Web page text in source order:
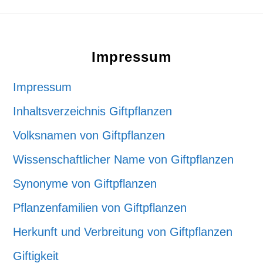
Impressum
Impressum
Inhaltsverzeichnis Giftpflanzen
Volksnamen von Giftpflanzen
Wissenschaftlicher Name von Giftpflanzen
Synonyme von Giftpflanzen
Pflanzenfamilien von Giftpflanzen
Herkunft und Verbreitung von Giftpflanzen
Giftigkeit